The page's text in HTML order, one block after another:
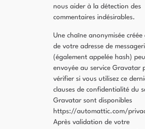
nous aider à la détection des
commentaires indésirables.
Une chaîne anonymisée
de votre adresse de
(également appelée hash)
envoyée au service Gravatar
vérifier si vous utilisez ce
clauses de confidentialité du
Gravatar sont disponibles
https://automattic.com/
Après validation de votre